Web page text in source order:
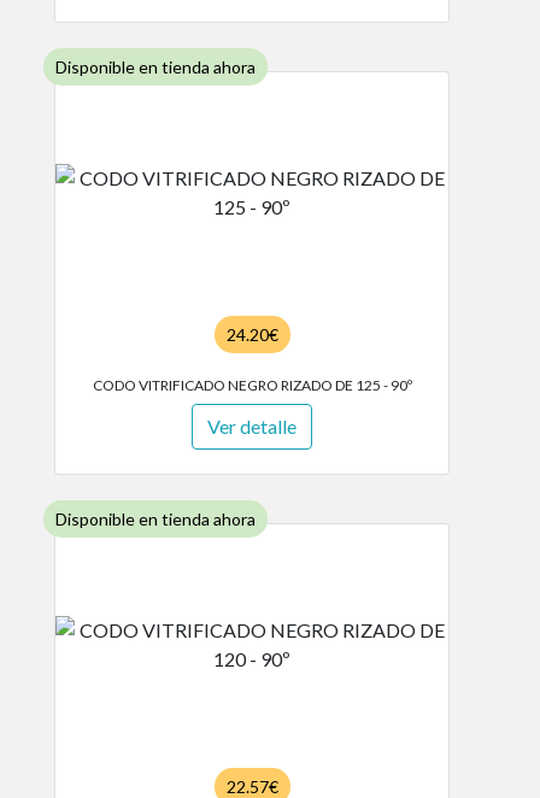
Disponible en tienda ahora
24.20€
CODO VITRIFICADO NEGRO RIZADO DE 125 - 90º
Ver detalle
Disponible en tienda ahora
22.57€